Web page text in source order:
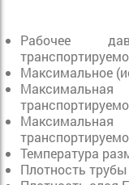
Рабочее
Максимальное
Максимальная
Температура
Плотность